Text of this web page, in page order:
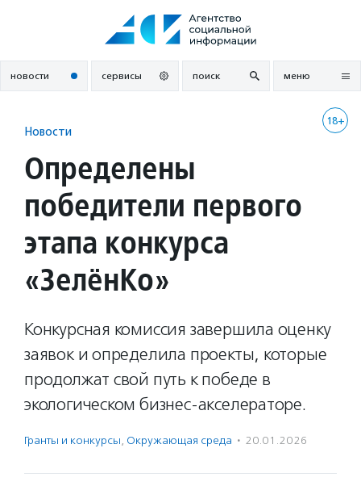
новости сервисы поиск меню
18+
Новости
Определены
победители первого
этапа конкурса
«ЗелёнКо»
Конкурсная комиссия завершила оценку
заявок и определила проекты, которые
продолжат свой путь к победе в
экологическом бизнес-акселераторе.
Гранты и конкурсы, Окружающая среда · 20.01.2026